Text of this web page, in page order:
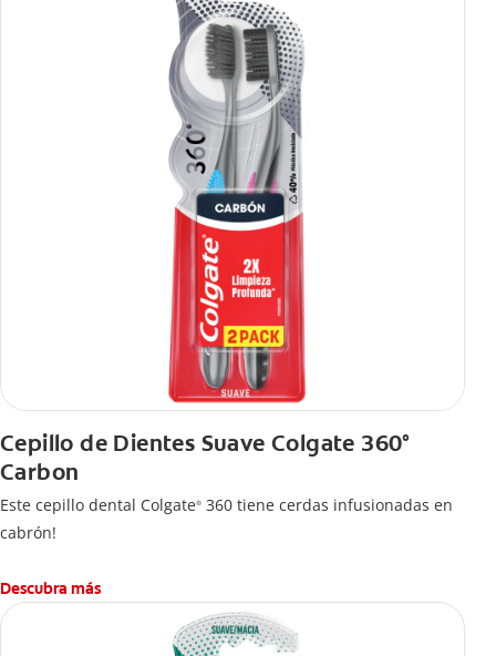
Cepillo de Dientes Suave Colgate 360°
Carbon
Este cepillo dental Colgate® 360 tiene cerdas infusionadas en
cabrón!
Descubra más